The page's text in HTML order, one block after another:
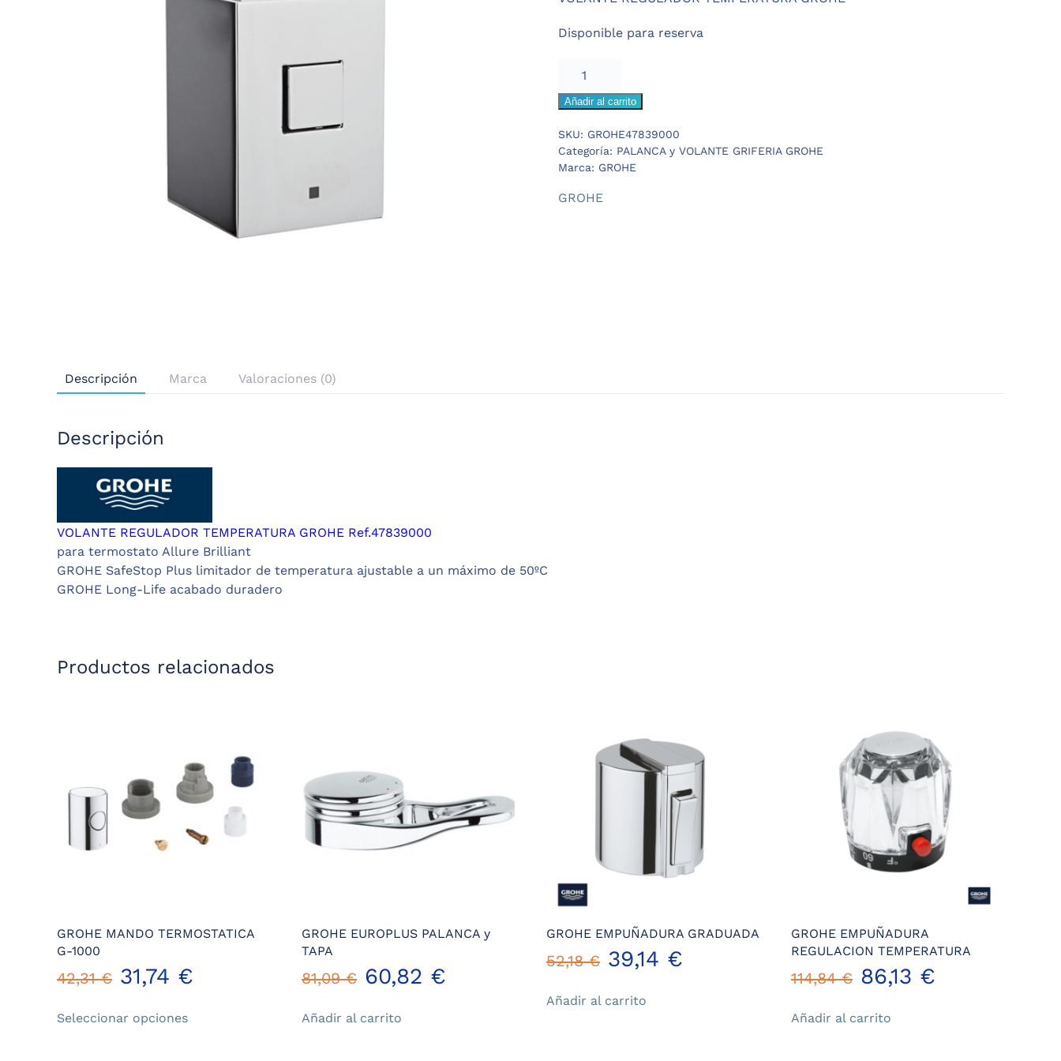
272,83 €.204,62 €.
Disponible para reserva
REGULADOR
cantidad
Añadir al carrito
SKU: GROHE47839000
Categoría: PALANCA y VOLANTE GRIFERIA GROHE
Marca: GROHE
GROHE
Descripción Marca Valoraciones (0)
Descripción
VOLANTE REGULADOR TEMPERATURA GROHE Ref.47839000
para termostato Allure Brilliant
GROHE SafeStop Plus limitador de temperatura ajustable a un máximo de 50ºC
GROHE Long-Life acabado duradero
Productos relacionados
GROHE MANDO TERMOSTATICA
G-1000
42,31€ 31,74 €
Seleccionar opcionesproducto
GROHE EUROPLUS PALANCA y
TAPA
81,09€ El
precio
60,82 €
Añadir al carrito
GROHE EMPUÑADURA GRADUADA
52,18€ El
precio
39,14 €
Añadir al carrito
GROHE EMPUÑADURA
REGULACION TEMPERATURA
114,84€ El
precio
86,13 €
Añadir al carrito